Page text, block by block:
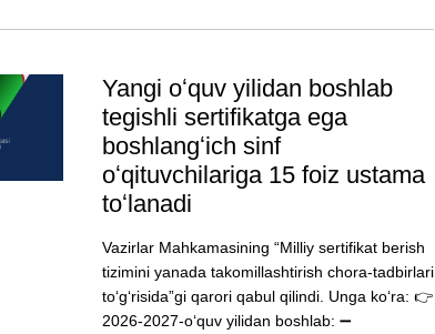
Yangi oʻquv yilidan boshlab
tegishli sertifikatga ega
boshlangʻich sinf
oʻqituvchilariga 15 foiz ustama
toʻlanadi
Vazirlar Mahkamasining “Milliy sertifikat berish
tizimini yanada takomillashtirish chora-tadbirlari
toʻgʻrisida”gi qarori qabul qilindi. Unga koʻra: 👉
2026-2027-oʻquv yilidan boshlab: ➖